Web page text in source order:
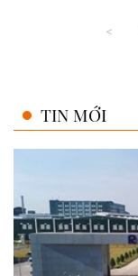
<
TIN MỚI